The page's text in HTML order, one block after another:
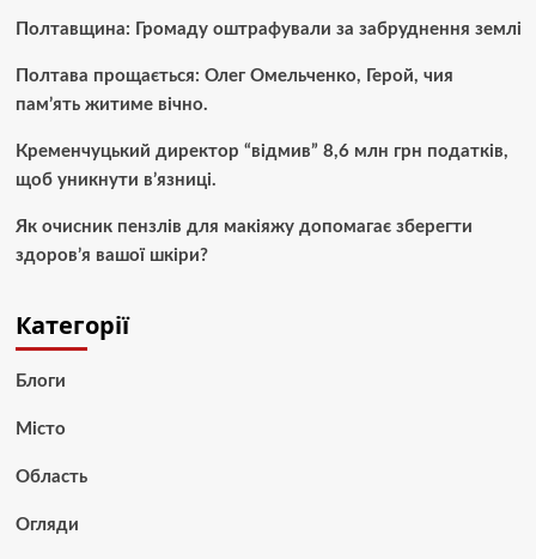
Полтавщина: Громаду оштрафували за забруднення землі
Полтава прощається: Олег Омельченко, Герой, чия
пам’ять житиме вічно.
Кременчуцький директор “відмив” 8,6 млн грн податків,
щоб уникнути в’язниці.
Як очисник пензлів для макіяжу допомагає зберегти
здоров’я вашої шкіри?
Категорії
Блоги
Місто
Область
Огляди